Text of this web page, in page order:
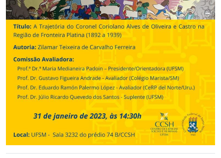
Ministério do Turismo
Ministério do Desenvolvimento Regional
Controladoria-Geral da União
Ministério da Mulher, da Família e dos Direitos Humanos
Secretaria de Governo